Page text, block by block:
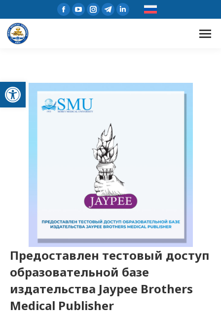
Открыть панель инструментов
Предоставлен тестовый доступ
образовательной базе
издательства Jaypee Brothers
Medical Publisher